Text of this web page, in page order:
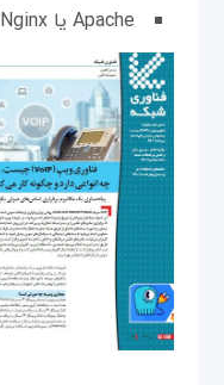
Apache یا Nginx کدام وب‌سرو بهتر است؟